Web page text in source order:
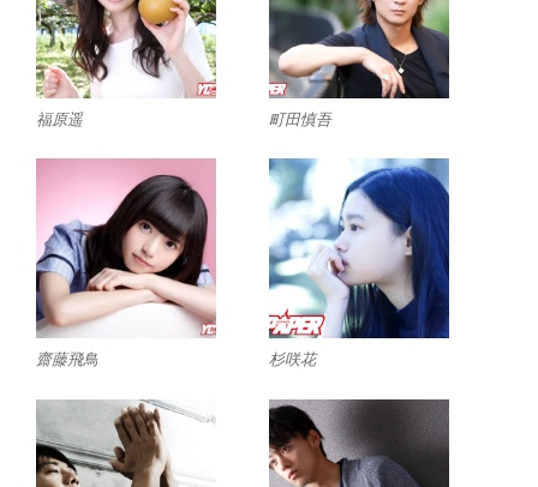
福原遥 町田慎吾
齋藤飛鳥 杉咲花